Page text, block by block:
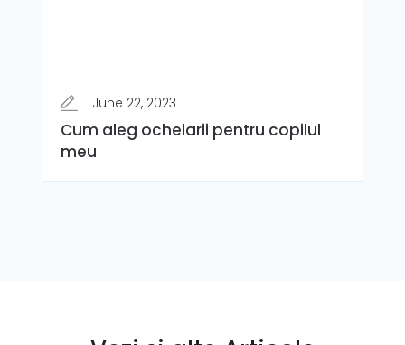
June 22, 2023
Cum aleg ochelarii pentru copilul
meu